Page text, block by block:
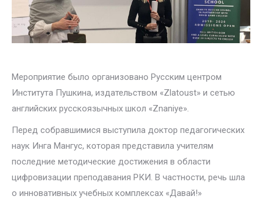
Мероприятие было организовано Русским центром
Института Пушкина, издательством «Zlatoust» и сетью
английских русскоязычных школ «Znaniye».
Перед собравшимися выступила доктор педагогических
наук Инга Мангус, которая представила учителям
последние методические достижения в области
цифровизации преподавания РКИ. В частности, речь шла
о инновативных учебных комплексах «Давай!»